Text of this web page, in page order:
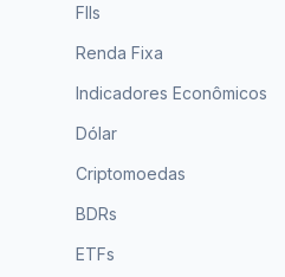
FIIs
Renda Fixa
Indicadores Econômicos
Dólar
Criptomoedas
BDRs
ETFs